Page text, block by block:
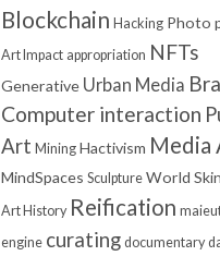
Blockchain Hacking Photo
Art Impact appropriation NFTs
Generative Urban Media
Computer interaction
Art Mining Hactivism Media
MindSpaces Sculpture World Skin
Art History Reification
engine curating documentary